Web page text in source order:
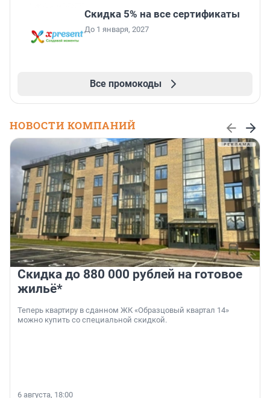
Скидка 5% на все сертификаты
До 1 января, 2027
Все промокоды
НОВОСТИ КОМПАНИЙ
Скидка до 880 000 рублей на готовое
жильё*
Теперь квартиру в сданном ЖК «Образцовый квартал 14»
можно купить со специальной скидкой.
6 августа, 18:00